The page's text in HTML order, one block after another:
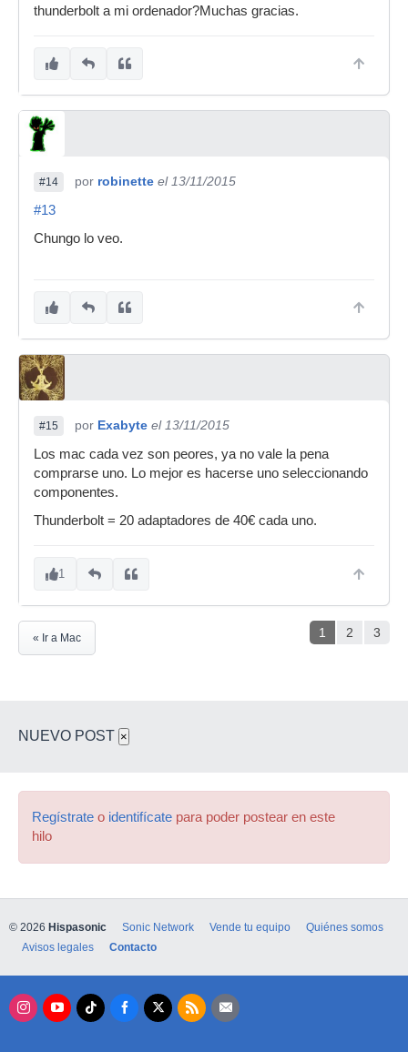
thunderbolt a mi ordenador?Muchas gracias.
#14 por robinette el 13/11/2015
#13
Chungo lo veo.
#15 por Exabyte el 13/11/2015
Los mac cada vez son peores, ya no vale la pena
comprarse uno. Lo mejor es hacerse uno seleccionando
componentes.
Thunderbolt = 20 adaptadores de 40€ cada uno.
1
1 2 3
« Ir a Mac
NUEVO POST ×
Regístrate o identifícate para poder postear en este
hilo
© 2026 Hispasonic Sonic Network Vende tu equipo
Quiénes somos
Avisos legales
Contacto